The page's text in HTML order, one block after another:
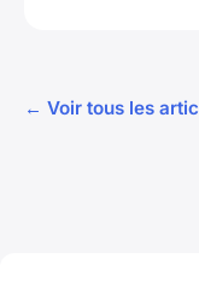
← Voir tous les